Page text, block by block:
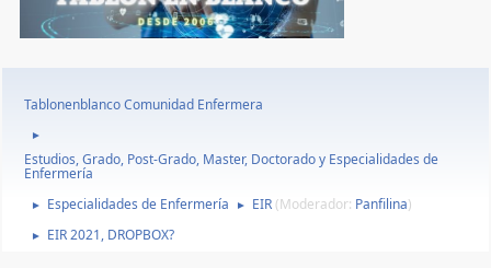
Tablonenblanco Comunidad Enfermera
►
Estudios, Grado, Post-Grado, Master, Doctorado y Especialidades de
Enfermería
► Especialidades de Enfermería ► EIR (Moderador: Panfilina)
► EIR 2021, DROPBOX?